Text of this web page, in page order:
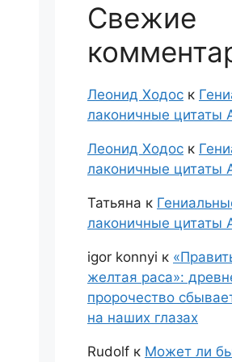
Свежие
Леонид Ходос к
лаконичные цитаты
Леонид Ходос к
лаконичные цитаты
Татьяна к
лаконичные цитаты
igor konnyi к
желтая раса»:
пророчество
на наших глазах
Rudolf к Может ли